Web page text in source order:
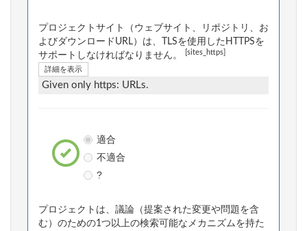
プロジェクトサイト（ウェブサイト、リポジトリ、お
よびダウンロードURL）は、TLSを使用したHTTPSを
サポートしなければなりません。
[sites_https]
詳細を表示
Given only https: URLs.
適合
不適合
?
プロジェクトは、議論（提案された変更や問題を含
む）のための1つ以上の検索可能なメカニズムを持た